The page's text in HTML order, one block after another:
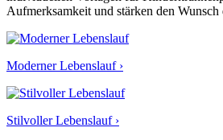
Aufmerksamkeit und stärken den
Moderner Lebenslauf ›
Stilvoller Lebenslauf ›